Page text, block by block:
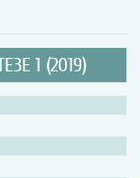
1 (2019)